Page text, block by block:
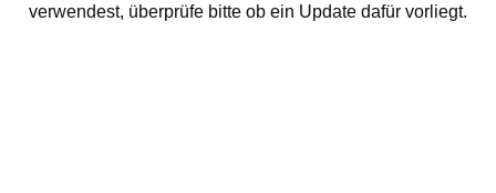
verwendest, überprüfe bitte ob ein Update dafür vorliegt.